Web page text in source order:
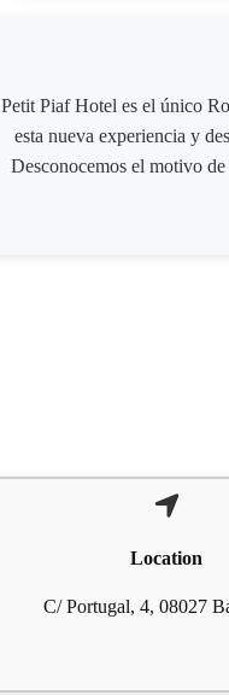
Petit Piaf Hotel es el único
esta nueva experiencia y
Desconocemos el motivo
Location
C/ Portugal, 4, 08027